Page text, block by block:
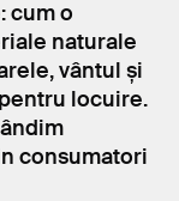
cum o
naturale
vântul și
locuire.
consumatori